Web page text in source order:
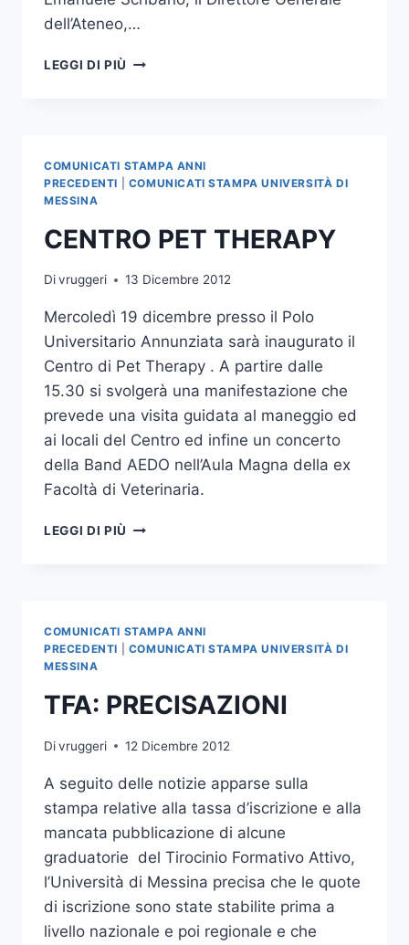
dell’Ateneo,…
LEGGI DI PIÙ CERIMONIA
COMUNICATI STAMPA ANNI
PRECEDENTI
COMUNICATI STAMPA UNIVERSITÀ DI
MESSINA
CENTRO PET THERAPY
Divruggeri 13 Dicembre 2012
Mercoledì 19 dicembre presso il Polo
Universitario Annunziata sarà inaugurato il
Centro di Pet Therapy . A partire dalle
15.30 si svolgerà una manifestazione che
prevede una visita guidata al maneggio ed
ai locali del Centro ed infine un concerto
della Band AEDO nell’Aula Magna della ex
Facoltà di Veterinaria.
LEGGI DI PIÙ CENTRO
COMUNICATI STAMPA ANNI
PRECEDENTI
COMUNICATI STAMPA UNIVERSITÀ DI
MESSINA
TFA: PRECISAZIONI
Divruggeri 12 Dicembre 2012
A seguito delle notizie apparse sulla
stampa relative alla tassa d’iscrizione e alla
mancata pubblicazione di alcune
graduatorie del Tirocinio Formativo Attivo,
l’Università di Messina precisa che le quote
di iscrizione sono state stabilite prima a
livello nazionale e poi regionale e che